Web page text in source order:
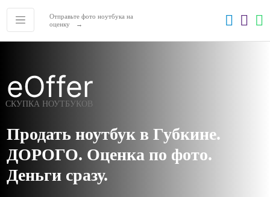
Отправьте фото ноутбука на
оценку
СКУПКА НОУТБУКОВ
Продать ноутбук в Губкине.
ДОРОГО. Оценка по фото.
Деньги сразу.